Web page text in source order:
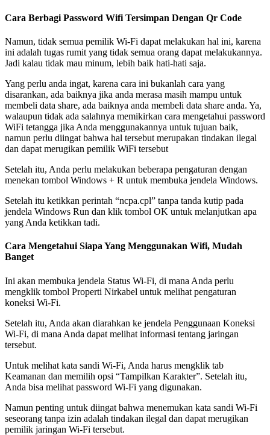
Cara Berbagi Password Wifi Tersimpan Dengan Qr Code
Namun, tidak semua pemilik Wi-Fi dapat melakukan hal ini, karena
ini adalah tugas rumit yang tidak semua orang dapat melakukannya.
Jadi kalau tidak mau minum, lebih baik hati-hati saja.
Yang perlu anda ingat, karena cara ini bukanlah cara yang
disarankan, ada baiknya jika anda merasa masih mampu untuk
membeli data share, ada baiknya anda membeli data share anda. Ya,
walaupun tidak ada salahnya memikirkan cara mengetahui password
WiFi tetangga jika Anda menggunakannya untuk tujuan baik,
namun perlu diingat bahwa hal tersebut merupakan tindakan ilegal
dan dapat merugikan pemilik WiFi tersebut
Setelah itu, Anda perlu melakukan beberapa pengaturan dengan
menekan tombol Windows + R untuk membuka jendela Windows.
Setelah itu ketikkan perintah “ncpa.cpl” tanpa tanda kutip pada
jendela Windows Run dan klik tombol OK untuk melanjutkan apa
yang Anda ketikkan tadi.
Cara Mengetahui Siapa Yang Menggunakan Wifi, Mudah
Banget
Ini akan membuka jendela Status Wi-Fi, di mana Anda perlu
mengklik tombol Properti Nirkabel untuk melihat pengaturan
koneksi Wi-Fi.
Setelah itu, Anda akan diarahkan ke jendela Penggunaan Koneksi
Wi-Fi, di mana Anda dapat melihat informasi tentang jaringan
tersebut.
Untuk melihat kata sandi Wi-Fi, Anda harus mengklik tab
Keamanan dan memilih opsi “Tampilkan Karakter”. Setelah itu,
Anda bisa melihat password Wi-Fi yang digunakan.
Namun penting untuk diingat bahwa menemukan kata sandi Wi-Fi
seseorang tanpa izin adalah tindakan ilegal dan dapat merugikan
pemilik jaringan Wi-Fi tersebut.